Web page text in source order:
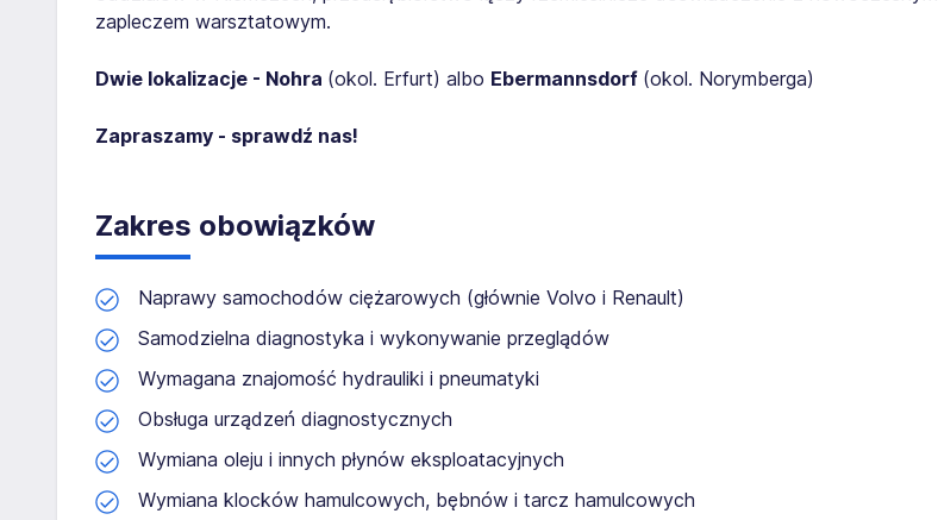
zapleczem warsztatowym.
Dwie lokalizacje - Nohra (okol. Erfurt) albo Ebermannsdorf (okol. Norymberga)
Zapraszamy - sprawdź nas!
Zakres obowiązków
Naprawy samochodów ciężarowych (głównie Volvo i Renault)
Samodzielna diagnostyka i wykonywanie przeglądów
Wymagana znajomość hydrauliki i pneumatyki
Obsługa urządzeń diagnostycznych
Wymiana oleju i innych płynów eksploatacyjnych
Wymiana klocków hamulcowych, bębnów i tarcz hamulcowych